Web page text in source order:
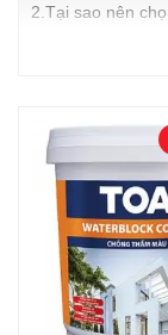
2.Tại sao nên
Greenovation –
thời đại mới.
– Ứng dụng
Label Singapore
– Giải pháp tối
– Giá cả rất hợp
3.Ưu điểm
Các sản phẩm
tiên tiến vượt